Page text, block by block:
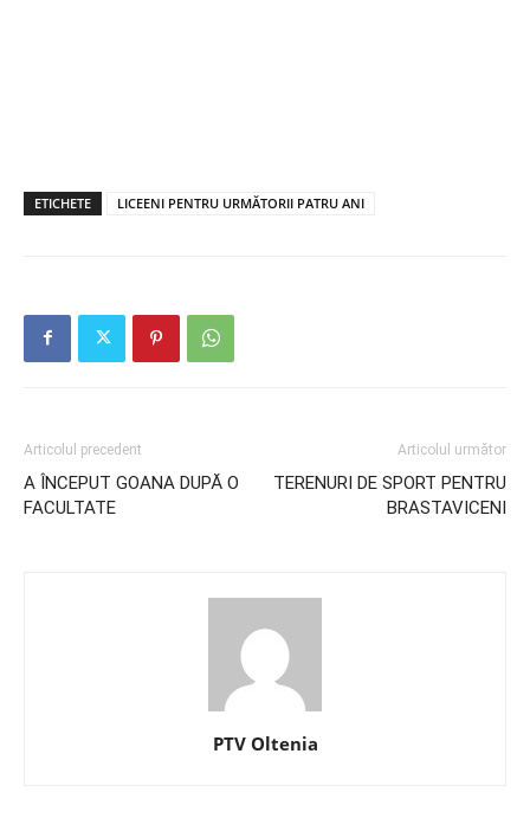
ETICHETE LICEENI PENTRU URMĂTORII PATRU ANI
Articolul precedent
A ÎNCEPUT GOANA DUPĂ O
FACULTATE
Articolul următor
TERENURI DE SPORT PENTRU
BRASTAVICENI
PTV Oltenia